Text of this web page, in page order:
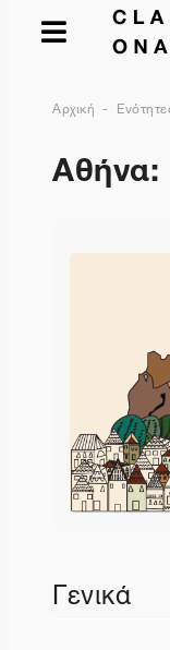
Αρχική
Γενικά